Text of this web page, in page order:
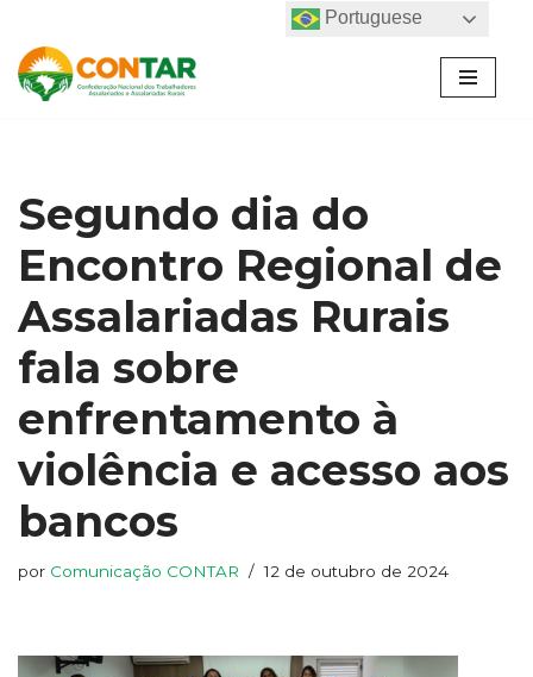
Pular
para
Segundo dia do
Encontro Regional de
Assalariadas Rurais
fala sobre
enfrentamento à
violência e acesso aos
bancos
por Comunicação CONTAR 12 de outubro de 2024
Portuguese